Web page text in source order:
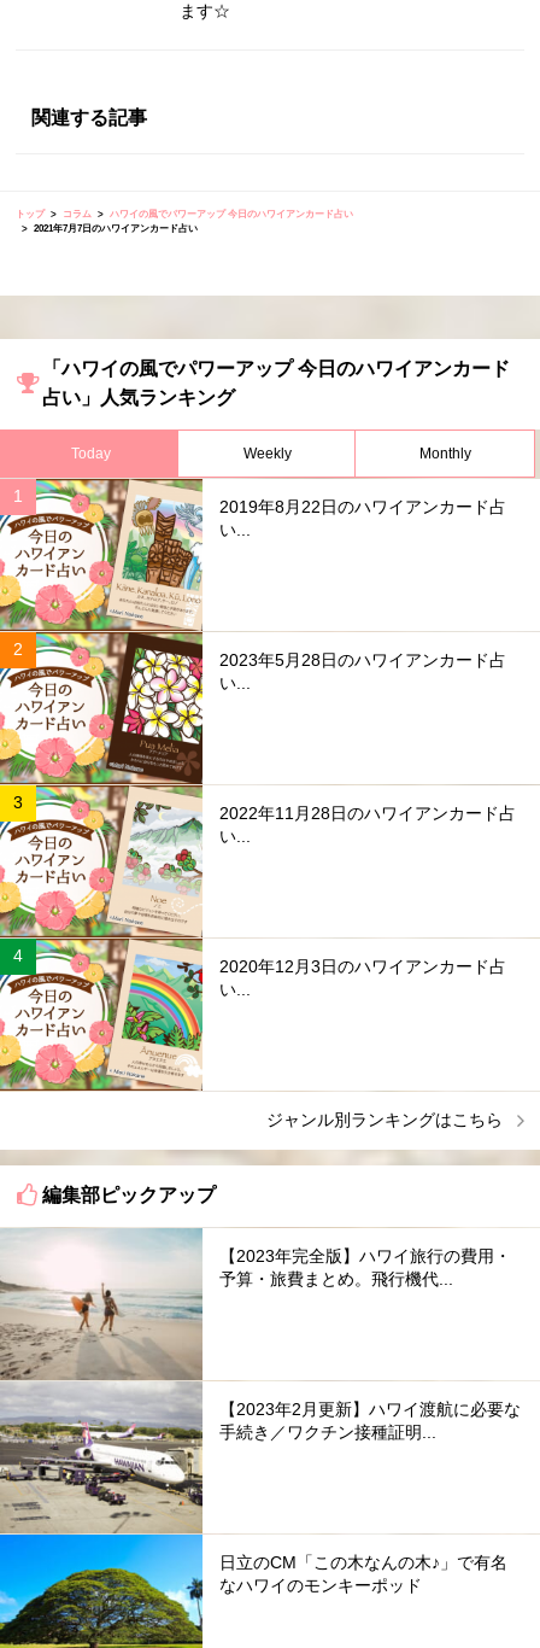
ます☆
関連する記事
トップ コラム
ハワイの風でパワーアップ 今日のハワイアンカード占い
2021年7月7日のハワイアンカード占い
「ハワイの風でパワーアップ 今日のハワイアンカード
占い」人気ランキング
Today Weekly Monthly
2019年8月22日のハワイアンカード占
い...
2023年5月28日のハワイアンカード占
い...
2022年11月28日のハワイアンカード占
い...
2020年12月3日のハワイアンカード占
い...
ジャンル別ランキングはこちら
編集部ピックアップ
【2023年完全版】ハワイ旅行の費用・
予算・旅費まとめ。飛行機代...
【2023年2月更新】ハワイ渡航に必要な
手続き／ワクチン接種証明...
日立のCM「この木なんの木♪」で有名
なハワイのモンキーポッド